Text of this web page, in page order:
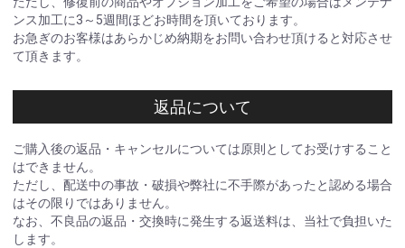
ンス加工に3～5週間ほどお時間を頂いております。
お急ぎのお客様はあらかじめ納期をお問い合わせ頂けると対応させ
て頂きます。
返品について
ご購入後の返品・キャンセルについては原則としてお受けすること
はできません。
ただし、配送中の事故・破損や弊社に不手際があったと認める場合
はその限りではありません。
なお、不良品の返品・交換時に発生する返送料は、当社で負担いた
します。